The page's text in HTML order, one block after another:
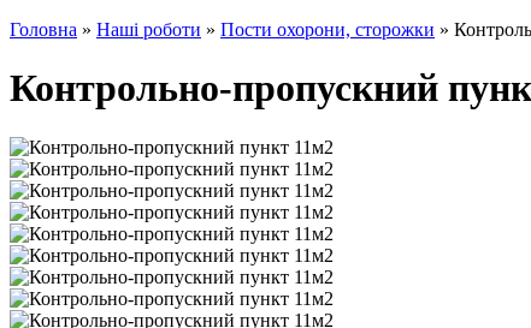
Головна » Наші роботи » Пости охорони, сторожки »
Контрольно-пропускний